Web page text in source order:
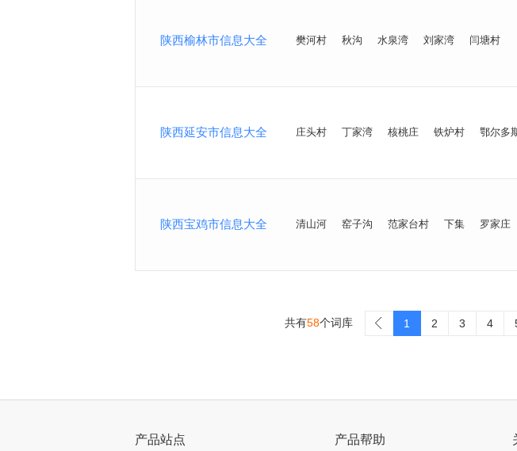
陕西榆林市信息大全 樊河村 秋沟 水泉湾 刘家湾 闫塘村
陕西延安市信息大全 庄头村 丁家湾 核桃庄 铁炉村 鄂尔多
陕西宝鸡市信息大全 清山河 窑子沟 范家台村 下集 罗家庄
共有58个词库 1 2 3 4
产品站点 产品帮助